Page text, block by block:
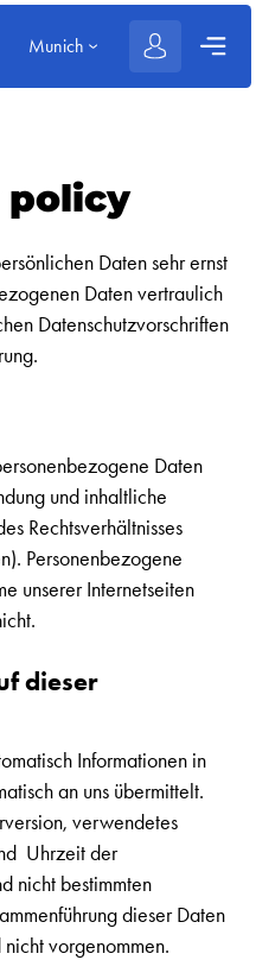
Munich
policy
Daten sehr ernst
Daten vertraulich
Datenschutzvorschriften
Daten
und inhaltliche
Rechtsverhältnisses
Personenbezogene
unserer Internetseiten
dieser
Informationen in
an uns übermittelt.
verwendetes
Uhrzeit der
nicht bestimmten
dieser Daten
vorgenommen.